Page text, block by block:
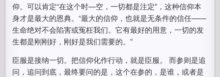
仰。可以肯定“在这个时—空，一切都是注定”，这种信仰本
身才是最大的恩典。“最大的信仰，也就是无条件的信任——
生命绝对不会陷害或冤枉我们。它有最好的用意，一切的发
生都是刚刚好，刚好是我们需要的。”
臣服是接纳一切。把信仰化作行动，就是臣服。 而参则是追
问，追问到底，最终要问的是，这个在参的，是谁，或者是